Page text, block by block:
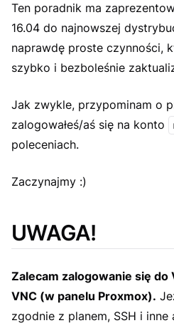
Ten poradnik ma
16.04 do najnowszej
naprawdę proste czynności,
szybko i bezboleśnie
Jak zwykle, przypominam o
zalogowałeś/aś się na konto
poleceniach.
Zaczynajmy :)
UWAGA!
Zalecam zalogowanie się do
VNC (w panelu Proxmox).
zgodnie z planem, SSH i